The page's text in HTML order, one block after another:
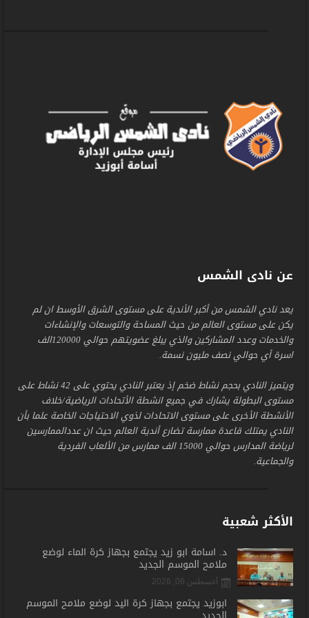
عن نادى الشمس
يعد نادي الشمس من أكبر الأندية على مستوى الشرق الأوسط ان لم
يكن على مستوى العالم من حيث المساحة والتوسعات والإنشاءات
والخدمات وعدد المشاركين والذي يبلغ عضويتهم حوالي 120000الف
اسرة أي حوالي نصف مليون نسمة.
ويتميز النادي بحجم نشاط ضخم إذ يعتبر النادي يحتوي على 42 نشاط على
مستوى البطولة يشارك في جميع انشطة الأتحادات الرياضية/خلاف
الأنشطة الأخرى على مستوى الاتحادات لذوي الاحتياجات الخاصة علما بأن
النادي يمتلك قاعدة ممارسة تضارع أندية العالم حيث ان عددالممارسين
لرياضة المدارس حوالي 15000 الف ممارس من الألعاب الفردية
والجماعية.
الأكثر شعبية
د. أسامة أبو زيد يجتمع بجهاز كرة الماء لوضع
ملامح الموسم الجديد
أغسطس 06, 2026
أبوزيد يجتمع بجهاز كرة اليد لوضع ملامح الموسم